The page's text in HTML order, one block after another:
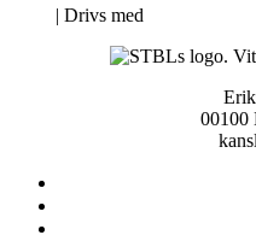
| Drivs med
00100